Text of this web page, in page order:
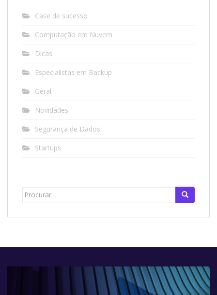
Case de sucesso
Computação em Nuvem
Dicas
Especialistas em Backup
Geral
Novidades
Segurança de Dados
Startups
Search